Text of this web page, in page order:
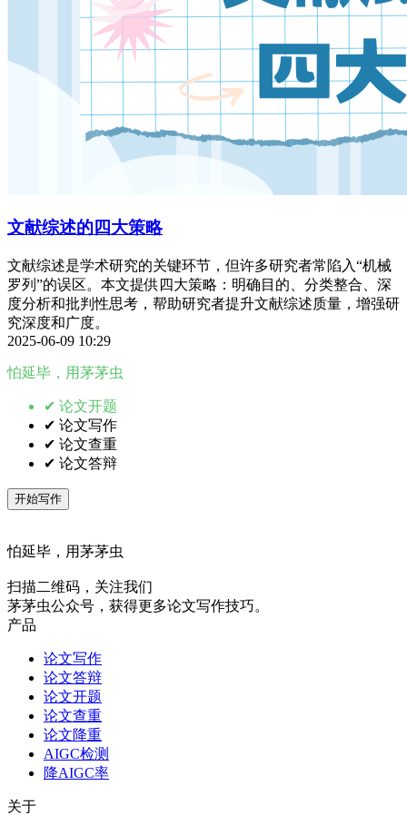
文献综述的四大策略
文献综述是学术研究的关键环节，但许多研究者常陷入“机械
罗列”的误区。本文提供四大策略：明确目的、分类整合、深
度分析和批判性思考，帮助研究者提升文献综述质量，增强研
究深度和广度。
2025-06-09 10:29
怕延毕，用茅茅虫
✔ 论文开题
✔ 论文写作
✔ 论文查重
✔ 论文答辩
开始写作
怕延毕，用茅茅虫
扫描二维码，关注我们
茅茅虫公众号，获得更多论文写作技巧。
产品
论文写作
论文答辩
论文开题
论文查重
论文降重
AIGC检测
降AIGC率
关于